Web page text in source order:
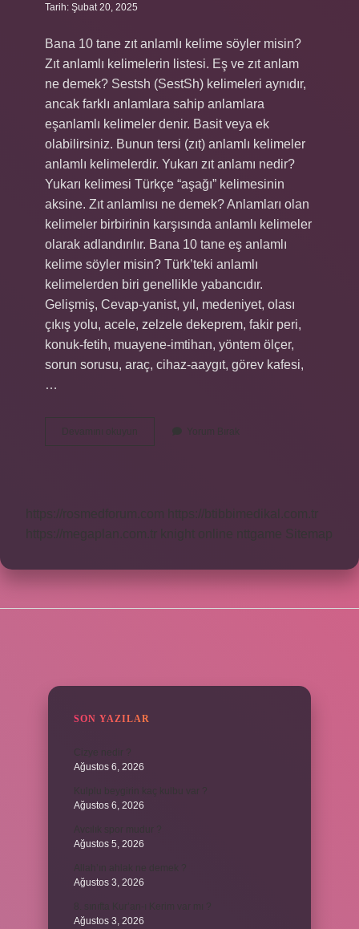
Tarih: Şubat 20, 2025
Bana 10 tane zıt anlamlı kelime söyler misin?
Zıt anlamlı kelimelerin listesi. Eş ve zıt anlam
ne demek? Sestsh (SestSh) kelimeleri aynıdır,
ancak farklı anlamlara sahip anlamlara
eşanlamlı kelimeler denir. Basit veya ek
olabilirsiniz. Bunun tersi (zıt) anlamlı kelimeler
anlamlı kelimelerdir. Yukarı zıt anlamı nedir?
Yukarı kelimesi Türkçe “aşağı” kelimesinin
aksine. Zıt anlamlısı ne demek? Anlamları olan
kelimeler birbirinin karşısında anlamlı kelimeler
olarak adlandırılır. Bana 10 tane eş anlamlı
kelime söyler misin? Türk’teki anlamlı
kelimelerden biri genellikle yabancıdır.
Gelişmiş, Cevap-yanist, yıl, medeniyet, olası
çıkış yolu, acele, zelzele dekeprem, fakir peri,
konuk-fetih, muayene-imtihan, yöntem ölçer,
sorun sorusu, araç, cihaz-aaygıt, görev kafesi,
…
Devamını okuyun
Yükseğin
Eş
Yorum Bırak
https://rosmedforum.com
https://btibbimedikal.com.tr
https://megaplan.com.tr
knight online nttgame Sitemap
SON YAZILAR
Ağustos 6, 2026
Ağustos 6, 2026
Ağustos 5, 2026
Ağustos 3, 2026
Ağustos 3, 2026